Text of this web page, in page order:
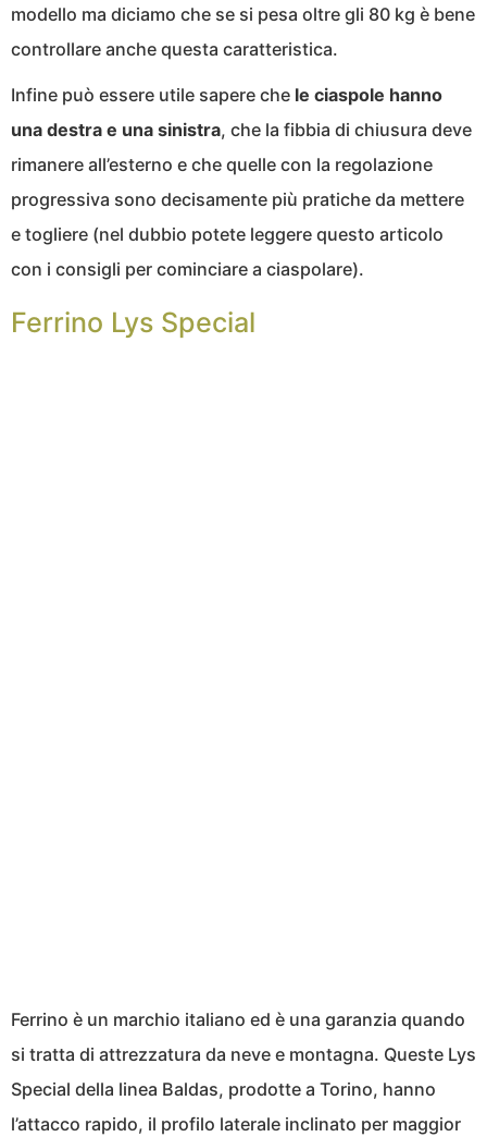
modello ma diciamo che se si pesa oltre gli 80 kg è bene
controllare anche questa caratteristica.
Infine può essere utile sapere che le ciaspole hanno
una destra e una sinistra, che la fibbia di chiusura deve
rimanere all’esterno e che quelle con la regolazione
progressiva sono decisamente più pratiche da mettere
e togliere (nel dubbio potete leggere questo articolo
con i consigli per cominciare a ciaspolare).
Ferrino Lys Special
Ferrino è un marchio italiano ed è una garanzia quando
si tratta di attrezzatura da neve e montagna. Queste Lys
Special della linea Baldas, prodotte a Torino, hanno
l’attacco rapido, il profilo laterale inclinato per maggior